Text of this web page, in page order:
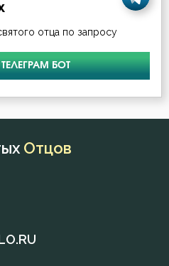
отца по запросу
БОТ
Отцов